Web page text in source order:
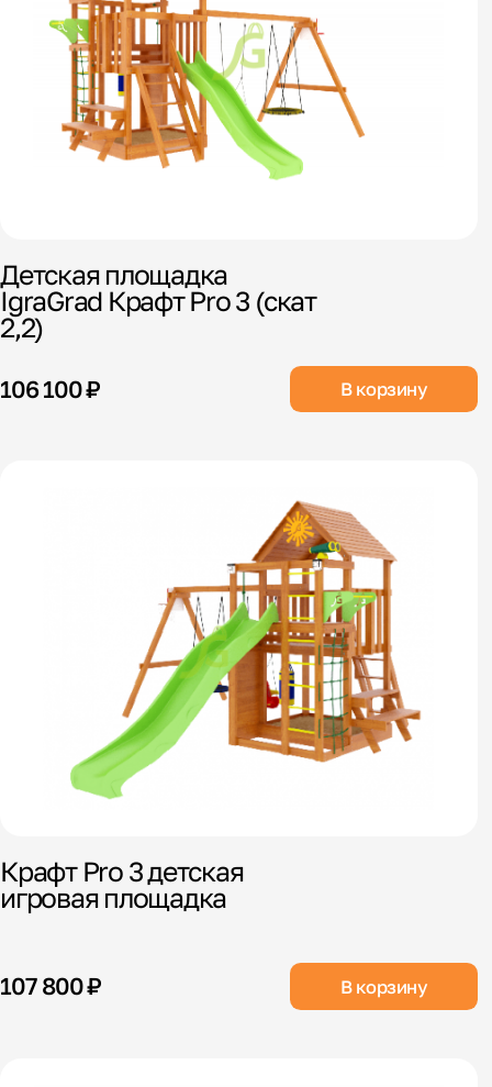
Детская площадка
IgraGrad Крафт Pro 3 (скат
2,2)
106 100 ₽ В корзину
Крафт Pro 3 детская
игровая площадка
107 800 ₽ В корзину